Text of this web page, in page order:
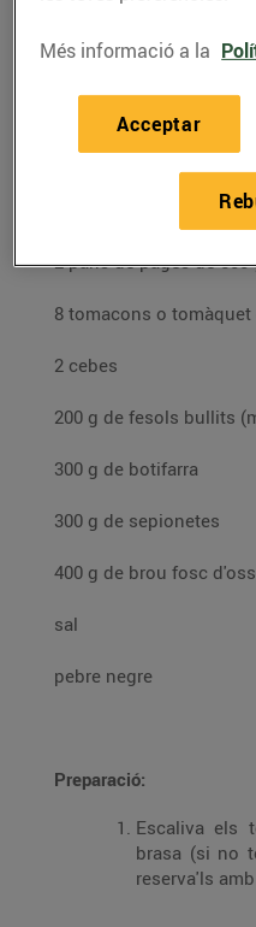
Clotxa de
muntanya
17/de juliol/2020
Ingredients per a 4
2 pans de pagès de
8 tomacons o tomàquet
2 cebes
200 g de fesols bullits
300 g de botifarra
300 g de sepionetes
400 g de brou fosc
sal
pebre negre
Preparació:
Escaliva els
brasa (si no
reserva'ls
Més informació a la
Acceptar